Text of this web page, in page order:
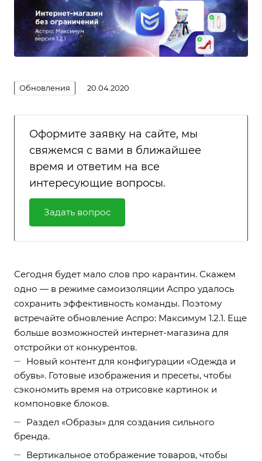
Обновления 20.04.2020
Оформите заявку на сайте, мы
свяжемся с вами в ближайшее
время и ответим на все
интересующие вопросы.
Задать вопрос
Сегодня будет мало слов про карантин. Скажем
одно — в режиме самоизоляции Аспро удалось
сохранить эффективность команды. Поэтому
встречайте обновление Аспро: Максимум 1.2.1. Еще
больше возможностей интернет-магазина для
отстройки от конкурентов.
Новый контент для конфигурации «Одежда и
обувь». Готовые изображения и пресеты, чтобы
сэкономить время на отрисовке картинок и
компоновке блоков.
Раздел «Образы» для создания сильного
бренда.
Вертикальное отображение товаров, чтобы